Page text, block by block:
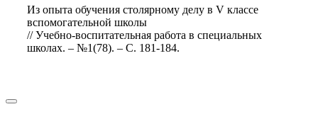
Из опыта обучения столярному делу в V классе
вспомогательной школы
// Учебно-воспитательная работа в специальных
школах. – №1(78). – С. 181-184.